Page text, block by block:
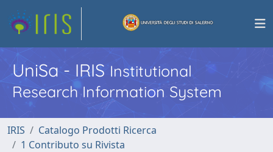
UniSa - IRISInstitutional
Research Information System
IRIS
Catalogo Prodotti Ricerca
1 Contributo su Rivista